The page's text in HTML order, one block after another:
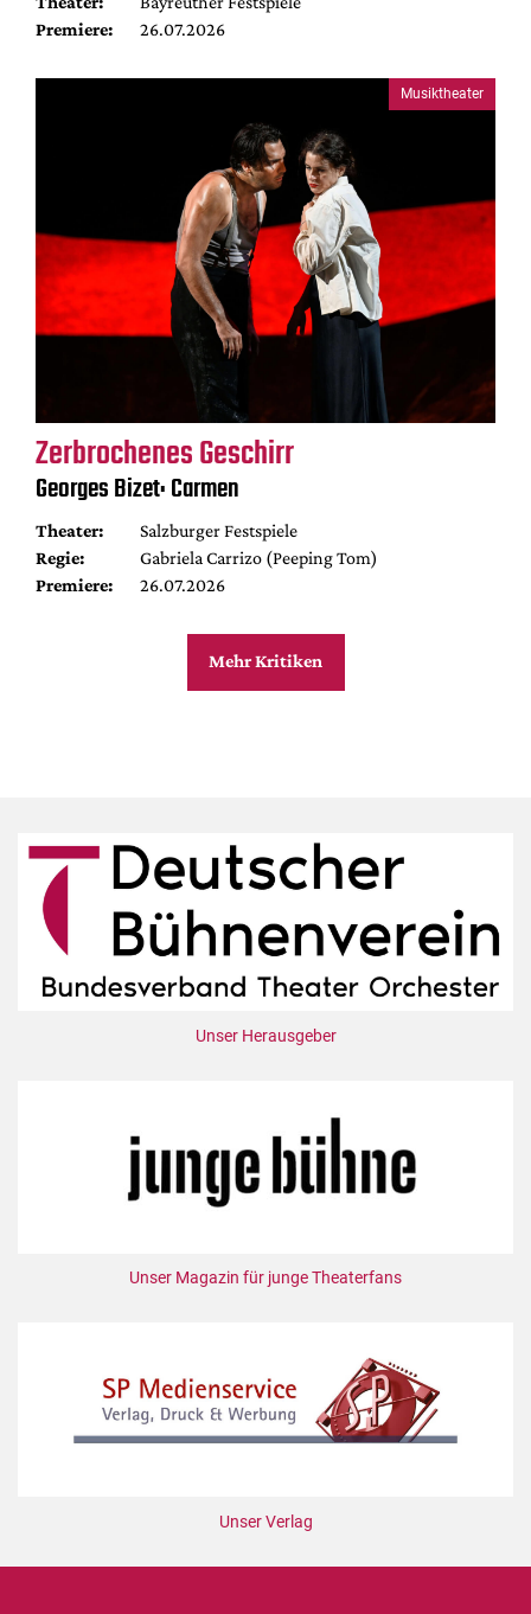
Premiere:
26.07.2026
Musiktheater
Zerbrochenes Geschirr
Georges Bizet: Carmen
Theater:
Salzburger Festspiele
Regie:
Gabriela Carrizo (Peeping Tom)
Premiere:
26.07.2026
Mehr Kritiken
Unser Herausgeber
Unser Magazin für junge Theaterfans
Unser Verlag